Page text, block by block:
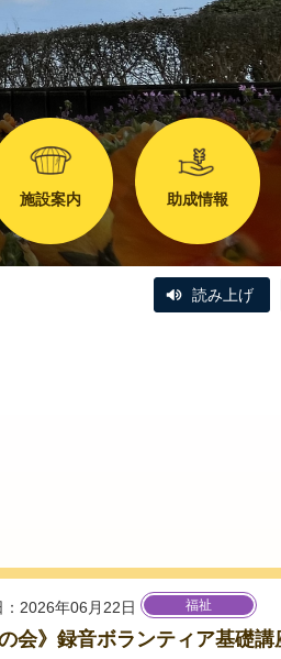
施設案内 助成情報
読み上げ
：2026年06月22日 福祉
の会》録音ボランティア基礎講